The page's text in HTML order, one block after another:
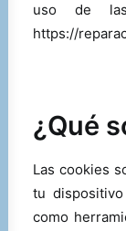
uso de
https://
¿Qué
Las cookies
tu
como